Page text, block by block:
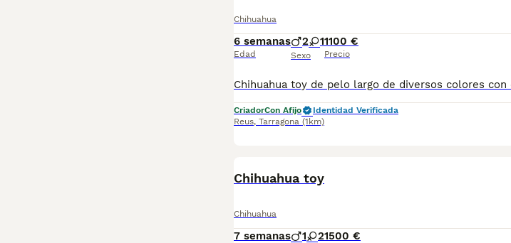
Chihuahua
6 semanas
Edad
2 1
Sexo
1100 €
Precio
CriadorCon Afijo
Identidad Verificada
Reus, Tarragona (1km)
Chihuahua toy
Chihuahua
7 semanas 1 21500 €